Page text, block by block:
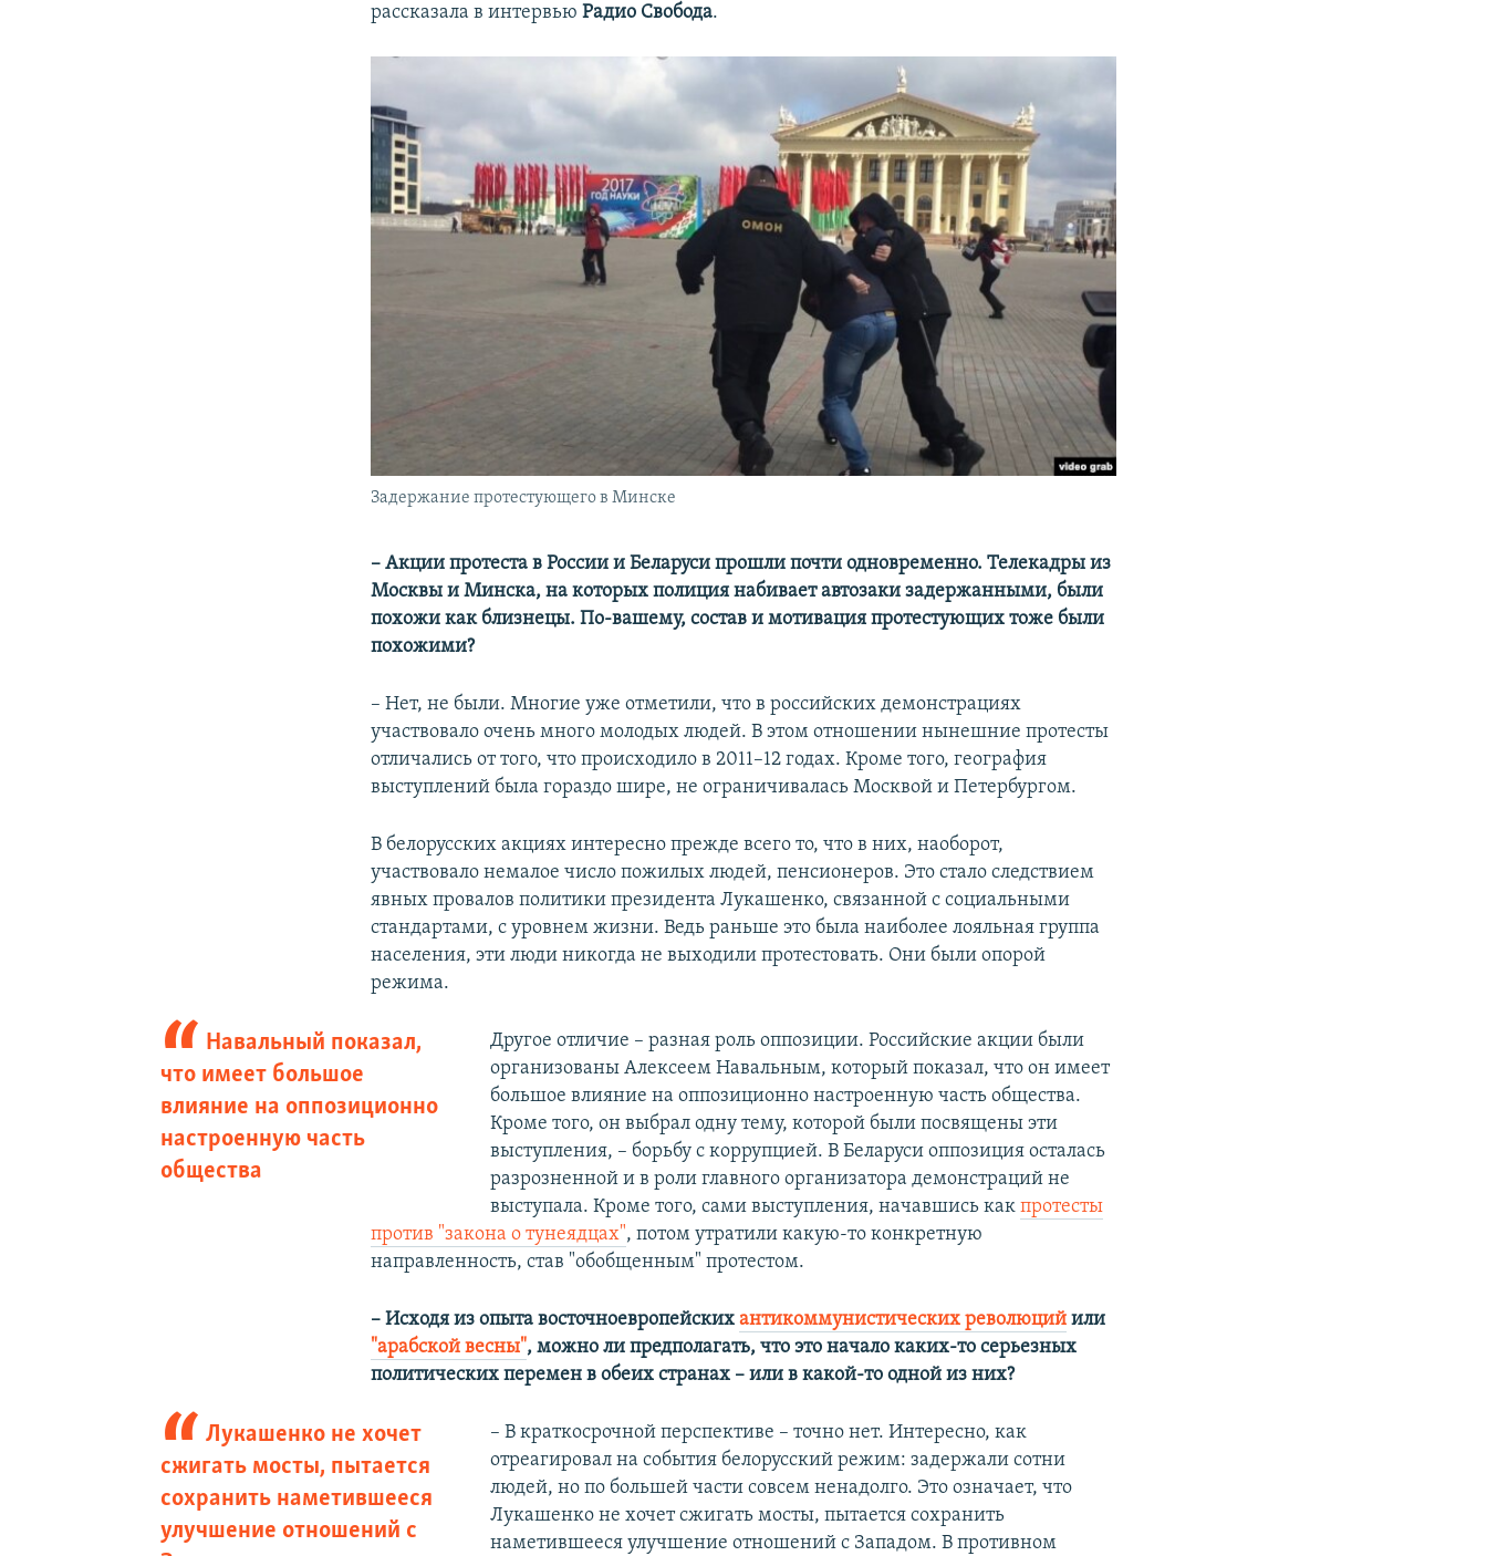
рассказала в интервьюРадио Свобода.
Задержание протестующего в Минске
– Акции протеста в России и Беларуси прошли почти одновременно. Телекадры из
Москвы и Минска, на которых полиция набивает автозаки задержанными, были
похожи как близнецы. По-вашему, состав и мотивация протестующих тоже были
похожими?
– Нет, не были. Многие уже отметили, что в российских демонстрациях
участвовало очень много молодых людей. В этом отношении нынешние протесты
отличались от того, что происходило в 2011–12 годах. Кроме того, география
выступлений была гораздо шире, не ограничивалась Москвой и Петербургом.
В белорусских акциях интересно прежде всего то, что в них, наоборот,
участвовало немалое число пожилых людей, пенсионеров. Это стало следствием
явных провалов политики президента Лукашенко, связанной с социальными
стандартами, с уровнем жизни. Ведь раньше это была наиболее лояльная группа
населения, эти люди никогда не выходили протестовать. Они были опорой
режима.
Навальный показал,
что имеет большое
влияние на оппозиционно
настроенную часть
общества
Другое отличие – разная роль оппозиции. Российские акции были
организованы Алексеем Навальным, который показал, что он имеет
большое влияние на оппозиционно настроенную часть общества.
Кроме того, он выбрал одну тему, которой были посвящены эти
выступления, – борьбу с коррупцией. В Беларуси оппозиция осталась
разрозненной и в роли главного организатора демонстраций не
выступала. Кроме того, сами выступления, начавшись как протесты
против "закона о тунеядцах", потом утратили какую-то конкретную
направленность, став "обобщенным" протестом.
– Исходя из опыта восточноевропейскихантикоммунистических революций или
"арабской весны", можно ли предполагать, что это начало каких-то серьезных
политических перемен в обеих странах – или в какой-то одной из них?
Лукашенко не хочет
сжигать мосты, пытается
сохранить наметившееся
улучшение отношений с
– В краткосрочной перспективе – точно нет. Интересно, как
отреагировал на события белорусский режим: задержали сотни
людей, но по большей части совсем ненадолго. Это означает, что
Лукашенко не хочет сжигать мосты, пытается сохранить
наметившееся улучшение отношений с Западом. В противном